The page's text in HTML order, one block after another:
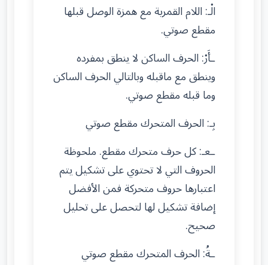
الْـ: اللام القمرية مع همزة الوصل قبلها
مقطع صوتي.
ـأَرْ: الحرف الساكن لا ينطق بمفرده
وينطق مع ماقبله وبالتالي الحرف الساكن
وما قبله مقطع صوتي.
بِـ: الحرف المتحرك مقطع صوتي
ـعـ: كل حرف متحرك مقطع. ملحوظة
الحروف التي لا تحتوي على تشكيل يتم
اعتبارها حروف متحركة فمن الأفضل
إضافة تشكيل لها لتحصل على تحليل
صحيح.
ـةُ: الحرف المتحرك مقطع صوتي